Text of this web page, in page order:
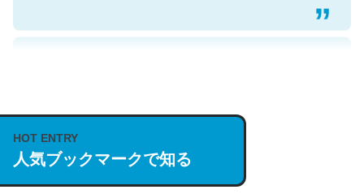
https://isobe324649.hatenablog.com/entry/2023/03/27
/064121
─GPTの仕組みと限界についての考察（１） - conceptualization
HOT ENTRY
人気ブックマークで知る